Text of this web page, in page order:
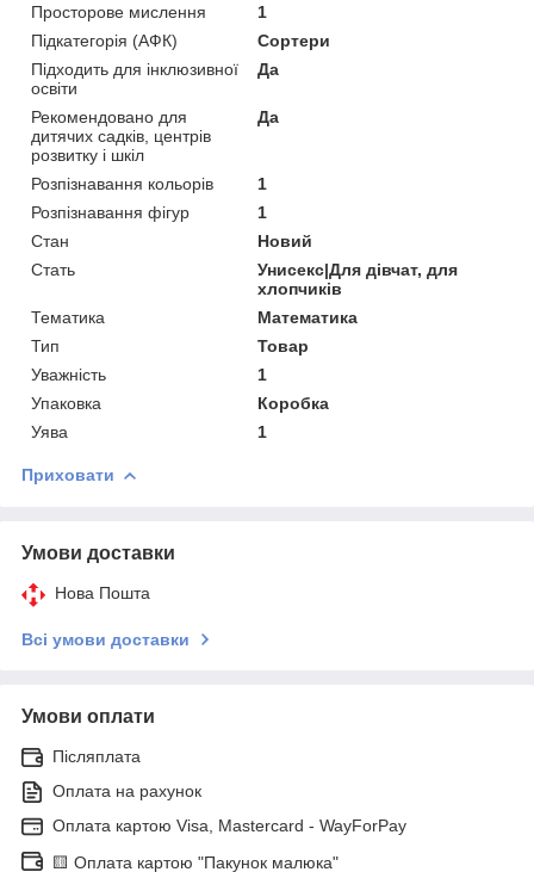
Просторове мислення
1
Підкатегорія (АФК)
Сортери
Підходить для інклюзивної
освіти
Да
Рекомендовано для
дитячих садків, центрів
розвитку і шкіл
Да
Розпізнавання кольорів
1
Розпізнавання фігур
1
Стан
Новий
Стать
Унисекс|Для дівчат, для
хлопчиків
Тематика
Математика
Тип
Товар
Уважність
1
Упаковка
Коробка
Уява
1
Приховати
Умови доставки
Нова Пошта
Всі умови доставки
Умови оплати
Післяплата
Оплата на рахунок
Оплата картою Visa, Mastercard - WayForPay
🟨 Оплата картою "Пакунок малюка"